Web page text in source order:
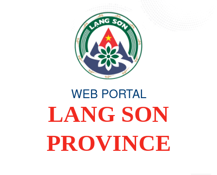
WEB PORTAL
LANG SON
PROVINCE